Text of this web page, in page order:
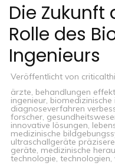
Die Zukunft
Rolle des
Ingenieurs
Veröffentlicht von
ärzte, behandlungen
ingenieur, biomedizinische
diagnoseverfahren
forscher,
innovative lösungen,
medizinische
ultraschallgeräte
geräte, medizinische
technologie, technologien,